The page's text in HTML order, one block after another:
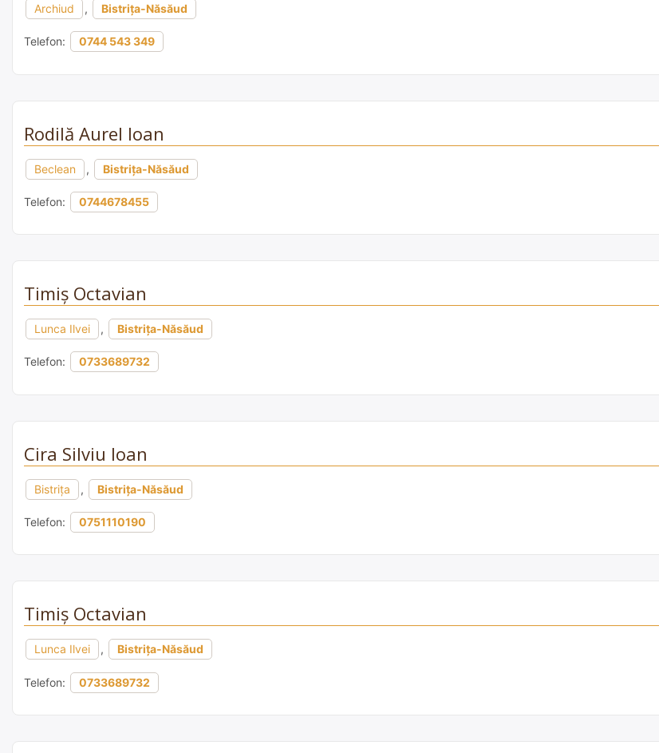
Archiud , Bistrița-Năsăud
Telefon: 0744 543 349
Rodilă Aurel Ioan
Beclean , Bistrița-Năsăud
Telefon: 0744678455
Timiș Octavian
Lunca Ilvei , Bistrița-Năsăud
Telefon: 0733689732
Cira Silviu Ioan
Bistrița , Bistrița-Năsăud
Telefon: 0751110190
Timiş Octavian
Lunca Ilvei , Bistrița-Năsăud
Telefon: 0733689732